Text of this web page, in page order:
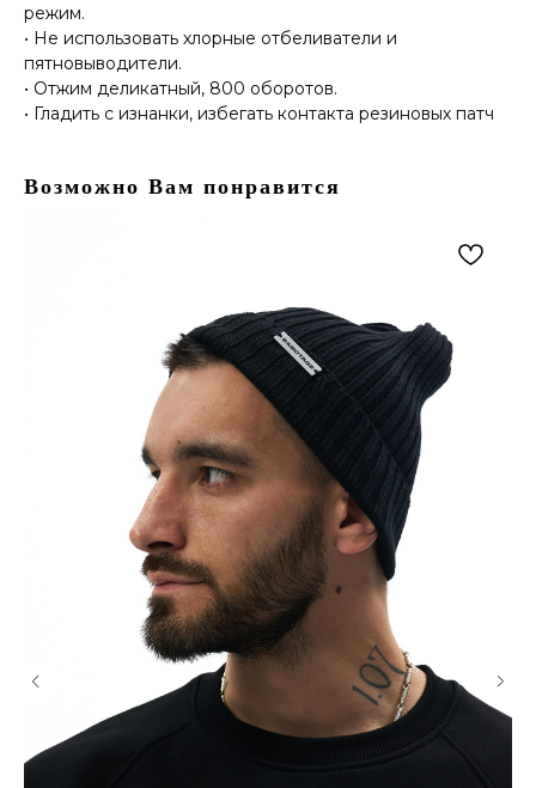
режим.
• Не использовать хлорные отбеливатели и
пятновыводители.
• Отжим деликатный, 800 оборотов.
• Гладить с изнанки, избегать контакта резиновых патч
Возможно Вам понравится